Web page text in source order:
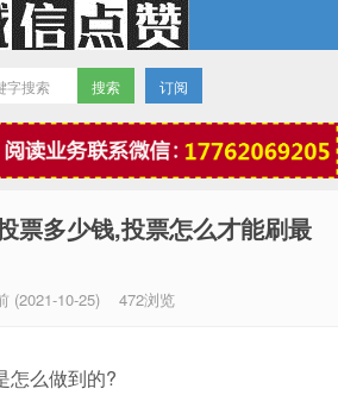
订阅
票多少钱,投票怎么才能刷最
(2021-10-25) 472浏览
怎么做到的?